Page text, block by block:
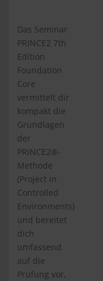
Das Seminar
PRINCE2 7th
Edition
Foundation
Core
vermittelt dir
kompakt die
Grundlagen
der
PRINCE2®-
Methode
(Project in
Controlled
Environments)
und bereitet
dich
umfassend
auf die
Prüfung vor,